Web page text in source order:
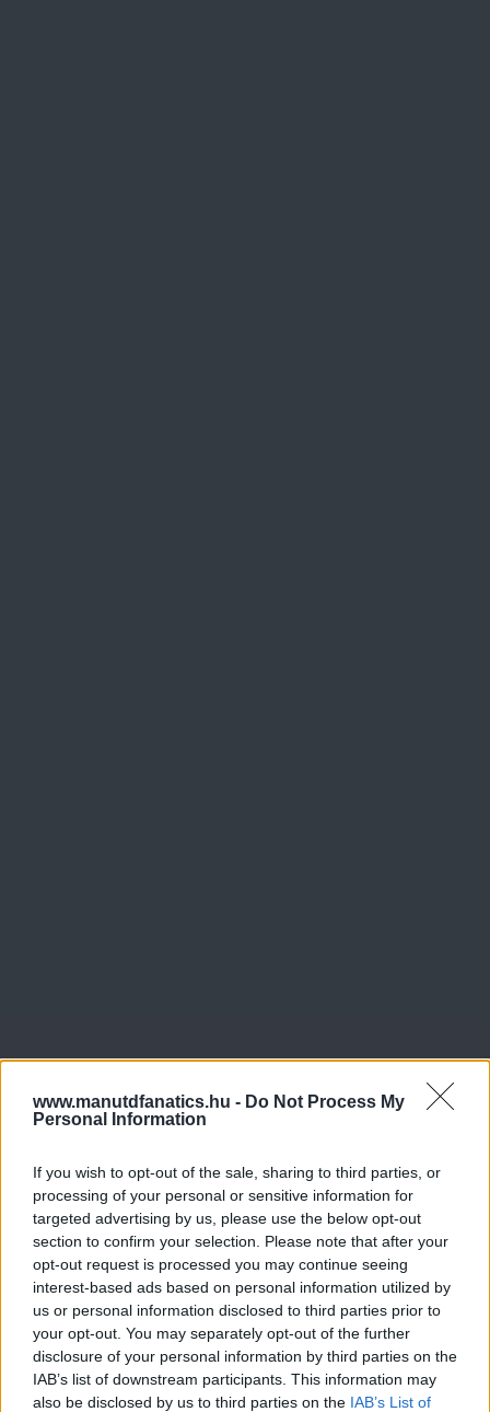
www.manutdfanatics.hu - Do Not Process My
Personal Information
If you wish to opt-out of the sale, sharing to third parties, or
processing of your personal or sensitive information for
targeted advertising by us, please use the below opt-out
section to confirm your selection. Please note that after your
opt-out request is processed you may continue seeing
interest-based ads based on personal information utilized by
us or personal information disclosed to third parties prior to
your opt-out. You may separately opt-out of the further
disclosure of your personal information by third parties on the
IAB’s list of downstream participants. This information may
also be disclosed by us to third parties on the IAB’s List of